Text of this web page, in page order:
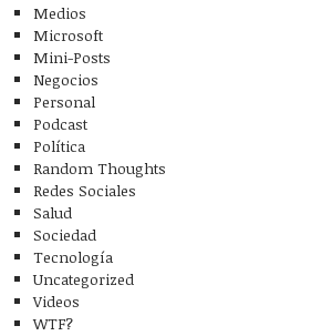
Medios
Microsoft
Mini-Posts
Negocios
Personal
Podcast
Política
Random Thoughts
Redes Sociales
Salud
Sociedad
Tecnología
Uncategorized
Videos
WTF?